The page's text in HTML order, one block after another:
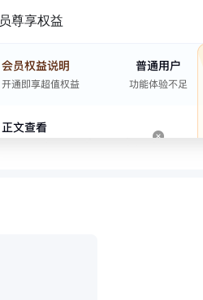
尊享权益